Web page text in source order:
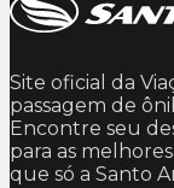
Site oficial da
passagem de
Encontre seu
para as
que só a Santo